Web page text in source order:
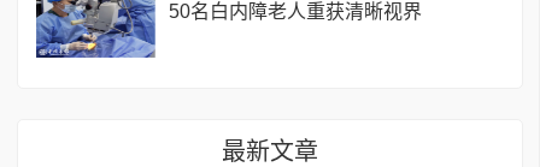
50名白内障老人重获清晰视界
最新文章